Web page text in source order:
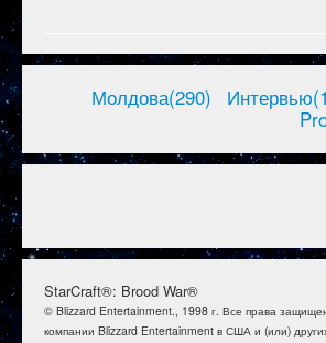
Молдова(290)
StarCraft®: Brood War®
© Blizzard Entertainment., 1998 г. Все права
компании Blizzard Entertainment в США и (или)